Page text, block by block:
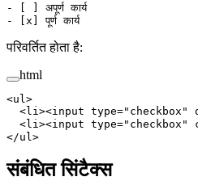
-
[ ] अपूर्ण कार्य
-
x ] पूर्ण कार्य
परिवर्तित होता है:
html
<ul >
  <
li ><input type="checkbox"
  <
li ><input type="checkbox"
</ul >
संबंधित सिंटैक्स